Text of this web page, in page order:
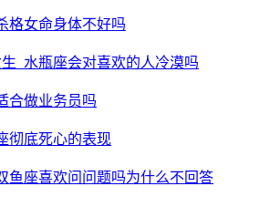
格女命身体不好吗
_水瓶座会对喜欢的人冷漠吗
合做业务员吗
彻底死心的表现
鱼座喜欢问问题吗为什么不回答